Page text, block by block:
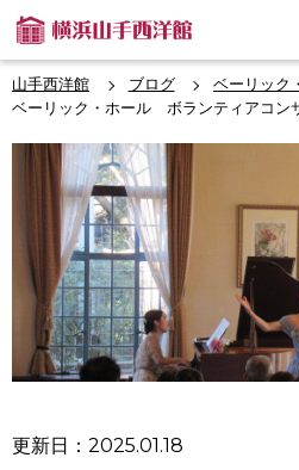
山手西洋館 ブログ
ベーリック
ベーリック・ホール ボランティアコンサ
更新日：2025.01.18